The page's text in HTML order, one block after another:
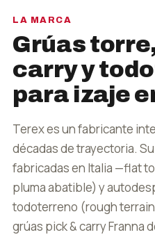
LA MARCA
Grúas
carry y
para izaje
Terex es un fabricante
décadas de trayectoria.
fabricadas en Italia —flat
pluma abatible) y
todoterreno (rough
grúas pick & carry Franna